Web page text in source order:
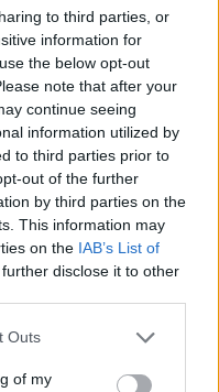
to third parties, or
information for
the below opt-out
note that after your
continue seeing
information utilized by
to third parties prior to
out of the further
by third parties on the
This information may
on the IAB’s List of
disclose it to other
one or more Google
You may click to
Outs
of my
προκατόχων
τους δικούς τους
Δαλάι Λάμα και
τις αγνές και
αυτοί είναι
ο Δαλάι Λάμα
εκφραστής της
που τρέφουν οι
της Λαϊκής
τη Συνθήκη των